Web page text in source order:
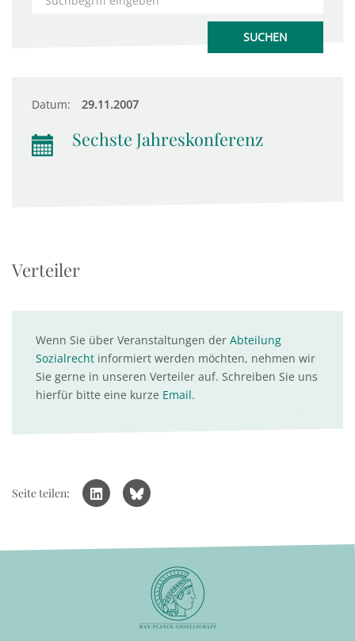
Datum: 29.11.2007
Sechste Jahreskonferenz
Verteiler
Wenn Sie über Veranstaltungen der Abteilung
Sozialrecht informiert werden möchten, nehmen wir
Sie gerne in unseren Verteiler auf. Schreiben Sie uns
hierfür bitte eine kurze Email.
Seite teilen: